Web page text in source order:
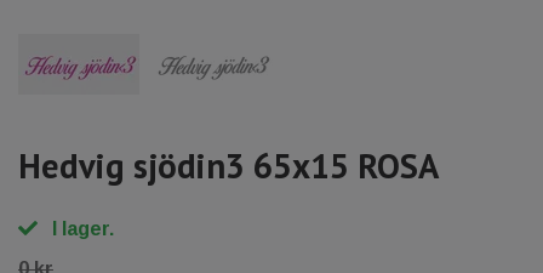
Hedvig sjödin3 65x15 ROSA
I lager.
0 kr